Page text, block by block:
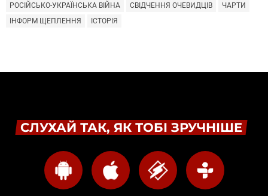
РОСІЙСЬКО-УКРАЇНСЬКА ВІЙНА
СВІДЧЕННЯ ОЧЕВИДЦІВ
ЧАРТИ
ІНФОРМ ЩЕПЛЕННЯ
ІСТОРІЯ
СЛУХАЙ ТАК, ЯК ТОБІ ЗРУЧНІШЕ